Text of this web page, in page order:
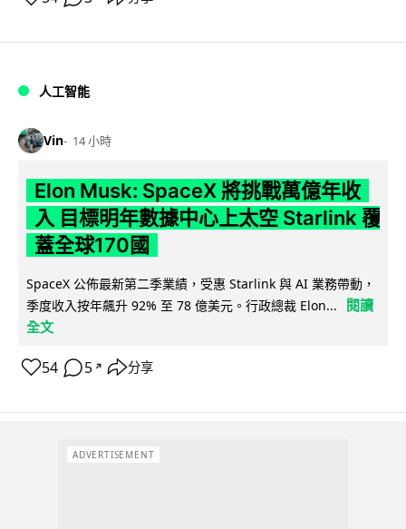
人工智能
Vin 14 小時
Elon Musk: SpaceX 將挑戰萬億年收
入 目標明年數據中心上太空 Starlink 覆
蓋全球170國
SpaceX 公佈最新第二季業績，受惠 Starlink 與 AI 業務帶動，
季度收入按年飆升 92% 至 78 億美元。行政總裁 Elon...
閱讀
全文
54 5 ↗ 分享
ADVERTISEMENT